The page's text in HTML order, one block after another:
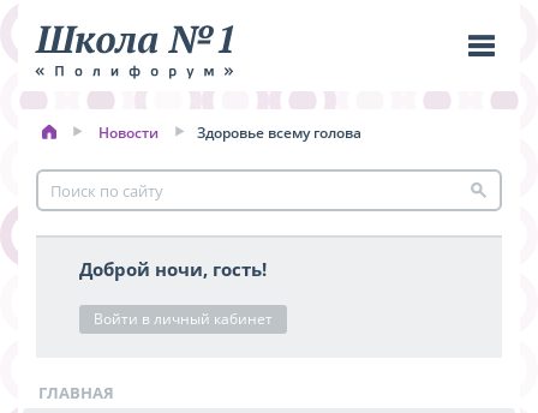
меню
Новости Здоровье всему голова
Доброй ночи, гость!
Войти в личный кабинет
ГЛАВНАЯ